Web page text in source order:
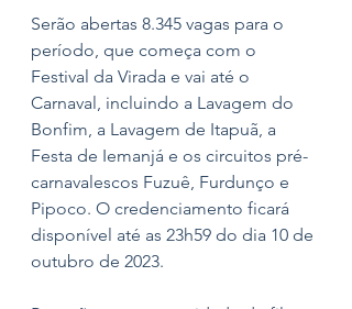
Serão abertas 8.345 vagas para o
período, que começa com o
Festival da Virada e vai até o
Carnaval, incluindo a Lavagem do
Bonfim, a Lavagem de Itapuã, a
Festa de Iemanjá e os circuitos pré-
carnavalescos Fuzuê, Furdunço e
Pipoco. O credenciamento ficará
disponível até as 23h59 do dia 10 de
outubro de 2023.